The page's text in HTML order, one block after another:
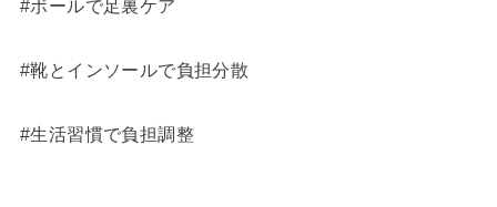
#ボールで足裏ケア
#靴とインソールで負担分散
#生活習慣で負担調整